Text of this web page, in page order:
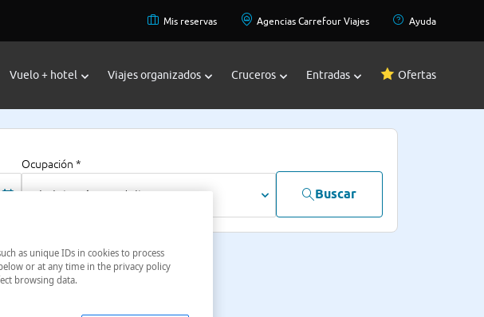
Mis reservas Agencias Carrefour Viajes Ayuda
Vuelo + hotel Viajes organizados Cruceros Entradas Ofertas
Ocupación *
1 habitación, 2 adultos Buscar
as unique IDs in cookies to process
or at any time in the privacy policy
browsing data.